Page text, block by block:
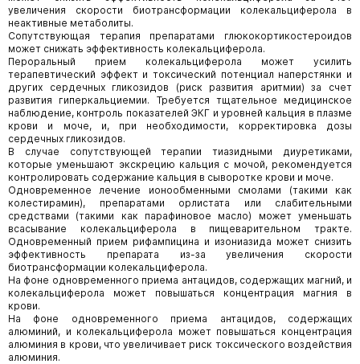
увеличения скорости биотрансформации колекальциферола в
неактивные метаболиты.
Сопутствующая терапия препаратами глюкокортикостероидов
может снижать эффективность колекальциферола.
Пероральный прием колекальциферола может усилить
терапевтический эффект и токсический потенциал наперстянки и
других сердечных гликозидов (риск развития аритмии) за счет
развития гиперкальциемии. Требуется тщательное медицинское
наблюдение, контроль показателей ЭКГ и уровней кальция в плазме
крови и моче, и, при необходимости, корректировка дозы
сердечных гликозидов.
В случае сопутствующей терапии тиазидными диуретиками,
которые уменьшают экскрецию кальция с мочой, рекомендуется
контролировать содержание кальция в сыворотке крови и моче.
Одновременное лечение ионообменными смолами (такими как
колестирамин), препаратами орлистата или слабительными
средствами (такими как парафиновое масло) может уменьшать
всасывание колекальциферола в пищеварительном тракте.
Одновременный прием рифампицина и изониазида может снизить
эффективность препарата из-за увеличения скорости
биотрансформации колекальциферола.
На фоне одновременного приема антацидов, содержащих магний, и
колекальциферола может повышаться концентрация магния в
крови.
На фоне одновременного приема антацидов, содержащих
алюминий, и колекальциферола может повышаться концентрация
алюминия в крови, что увеличивает риск токсического воздействия
алюминия.